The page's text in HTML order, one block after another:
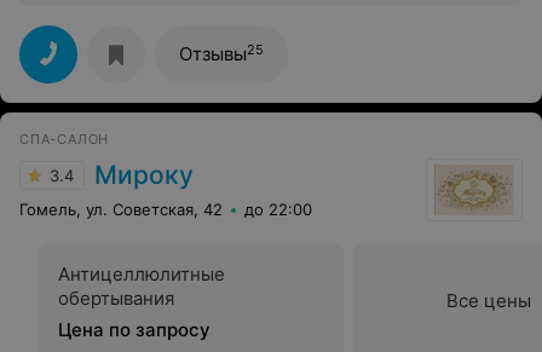
халат и полотенце после химчистки мне навредит?
Или Вы их не стираете после каждого клиента?
Осадок неприятный остался. Сервис хуже а цены
растут. Очень жду появления достойного конкурента в
Гомеле.
Отзывы25
СПА-САЛОН
3.4 Мироку
Гомель, ул. Советская, 42 до 22:00
Антицеллюлитные
обертывания
Цена по запросу
Все цены